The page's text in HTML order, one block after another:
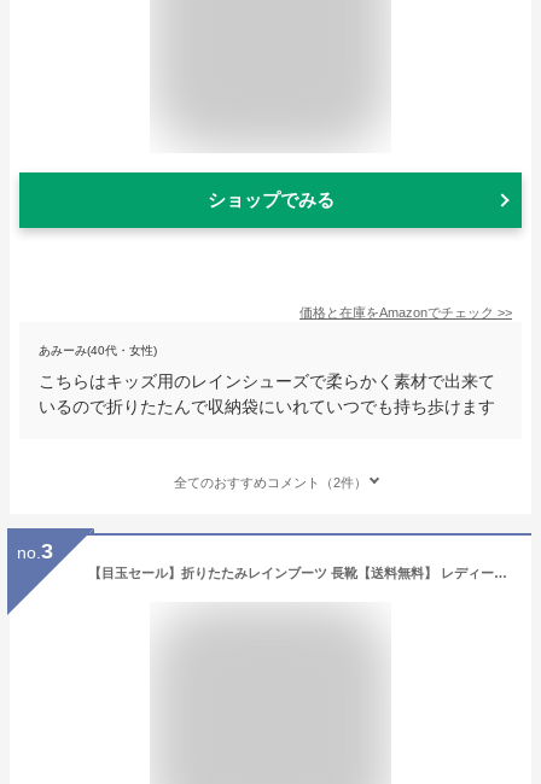
ショップでみる
価格と在庫をAmazonでチェック >>
あみーみ(40代・女性)
こちらはキッズ用のレインシューズで柔らかく素材で出来て
いるので折りたたんで収納袋にいれていつでも持ち歩けます
全てのおすすめコメント（2件）
no. 3
【目玉セール】折りたたみレインブーツ 長靴【送料無料】 レディース キッズ ロング ジュニア 男の子 女の子 雪遊び 軽量 子供 TAK 18 19 20cm 21 22 23cm